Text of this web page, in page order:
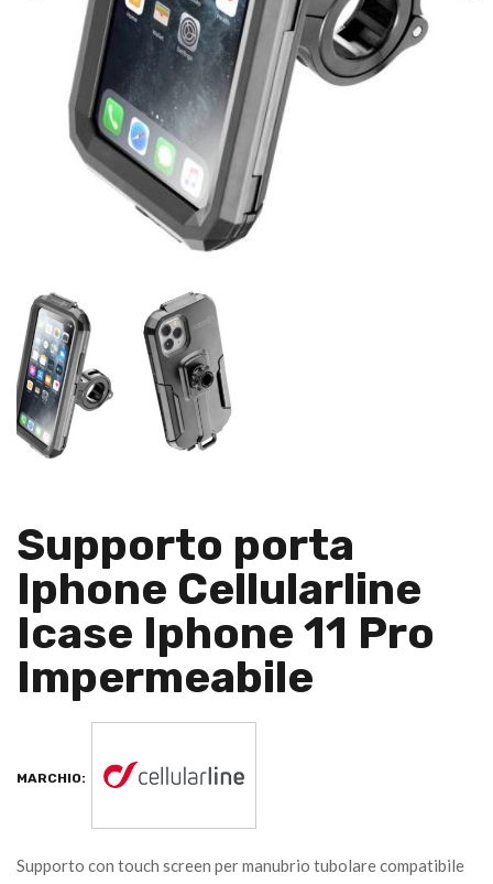
Supporto porta
Iphone Cellularline
Icase Iphone 11 Pro
Impermeabile
MARCHIO:
Supporto con touch screen per manubrio tubolare compatibile